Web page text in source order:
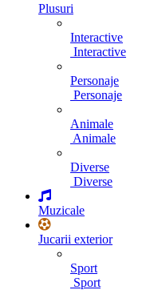
Plusuri
Interactive
Interactive
Personaje
Personaje
Animale
Animale
Diverse
Diverse
Muzicale
Jucarii exterior
Sport
Sport